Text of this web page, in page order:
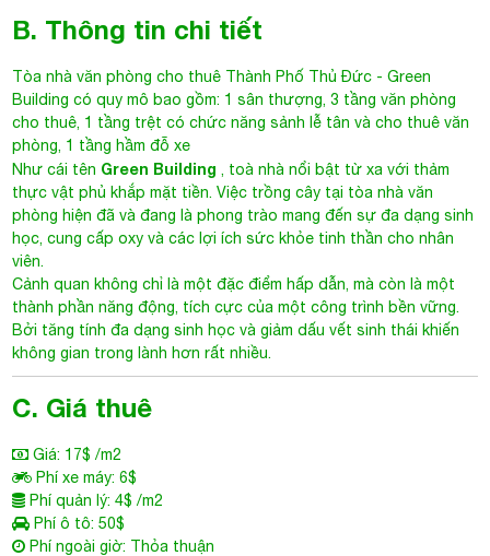
B. Thông tin chi tiết
Tòa nhà văn phòng cho thuê Thành Phố Thủ Đức - Green
Building có quy mô bao gồm: 1 sân thượng, 3 tầng văn phòng
cho thuê, 1 tầng trệt có chức năng sảnh lễ tân và cho thuê văn
phòng, 1 tầng hầm đỗ xe
Như cái tên Green Building , toà nhà nổi bật từ xa với thảm
thực vật phủ khắp mặt tiền. Việc trồng cây tại tòa nhà văn
phòng hiện đã và đang là phong trào mang đến sự đa dạng sinh
học, cung cấp oxy và các lợi ích sức khỏe tinh thần cho nhân
viên.
Cảnh quan không chỉ là một đặc điểm hấp dẫn, mà còn là một
thành phần năng động, tích cực của một công trình bền vững.
Bởi tăng tính đa dạng sinh học và giảm dấu vết sinh thái khiến
không gian trong lành hơn rất nhiều.
C. Giá thuê
Giá: 17$ /m2
Phí xe máy: 6$
Phí quản lý: 4$ /m2
Phí ô tô: 50$
Phí ngoài giờ: Thỏa thuận